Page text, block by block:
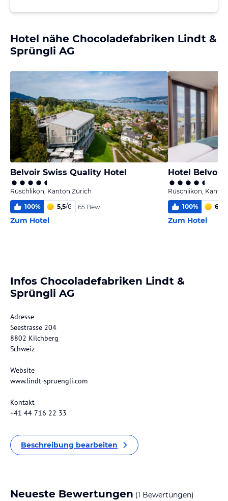
Hotel nähe Chocoladefabriken Lindt &
Sprüngli AG
Belvoir Swiss Quality Hotel
Rüschlikon, Kanton Zürich
100% 5,5/6 65 Bew.
Zum Hotel
Hotel Belvoir
Rüschlikon,
100% 6
Zum Hotel
Infos Chocoladefabriken Lindt &
Sprüngli AG
Adresse
Seestrasse 204
8802 Kilchberg
Schweiz
Website
www.lindt-spruengli.com
Kontakt
+41 44 716 22 33
Beschreibung bearbeiten
Neueste Bewertungen (1 Bewertungen)